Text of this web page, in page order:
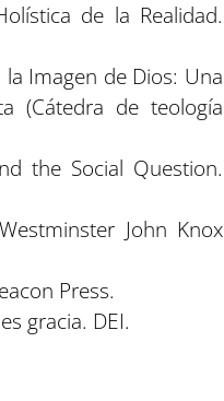
de la Realidad.
Imagen de Dios: Una
(Cátedra de teología
the Social Question.
John Knox
Press.
gracia. DEI.